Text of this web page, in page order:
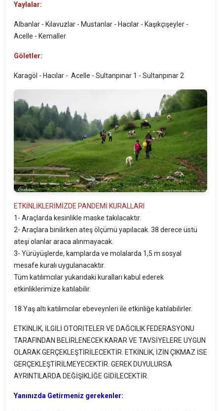
Yaylalar:
Albanlar - Kılavuzlar - Mustanlar - Hacılar - Kaşıkçışeyler -
Acelle - Kemaller
Göletler:
Karagöl - Hacılar - Acelle - Sultanpınar 1 - Sultanpınar 2
ETKİNLİKLERİMİZDE PANDEMİ KURALLARI
1- Araçlarda kesinlikle maske takılacaktır.
2- Araçlara binilirken ateş ölçümü yapılacak. 38 derece üstü
ateşi olanlar araca alınmayacak.
3- Yürüyüşlerde, kamplarda ve molalarda 1,5 m sosyal
mesafe kuralı uygulanacaktır.
Tüm katılımcılar yukarıdaki kuralları kabul ederek
etkinliklerimize katılabilir.
18 Yaş altı katılımcılar ebeveynleri ile etkinliğe katılabilirler.
ETKİNLİK, İLGİLİ OTORİTELER VE DAĞCILIK FEDERASYONU
TARAFINDAN BELİRLENECEK KARAR VE TAVSİYELERE UYGUN
OLARAK GERÇEKLEŞTİRİLECEKTİR. ETKİNLİK, İZİN ÇIKMAZ İSE
GERÇEKLEŞTİRİLMEYECEKTİR. GEREK DUYULURSA
AYRINTILARDA DEĞİŞİKLİĞE GİDİLECEKTİR.
Yanınızda Getirmeniz gerekenler: